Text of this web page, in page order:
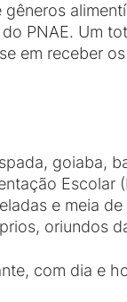
PNAE. Um
em receber
goiaba,
Escolar
e meia
oriundos
com dia e